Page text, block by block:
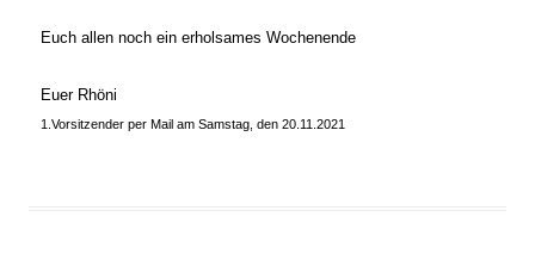
Euch allen noch ein erholsames Wochenende
Euer Rhöni
1.Vorsitzender per Mail am Samstag, den 20.11.2021